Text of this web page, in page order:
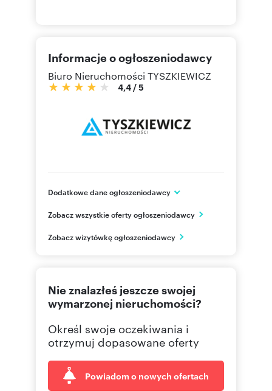
Informacje o ogłoszeniodawcy
Biuro Nieruchomości TYSZKIEWICZ
4,4 /5
Dodatkowe dane ogłoszeniodawcy
Gdańsk
PL
Zobacz wszystkie oferty ogłoszeniodawcy
Zobacz wizytówkę ogłoszeniodawcy
Nie znalazłeś jeszcze swojej
wymarzonej nieruchomości?
Określ swoje oczekiwania i
otrzymuj dopasowane oferty
Powiadom o nowych ofertach